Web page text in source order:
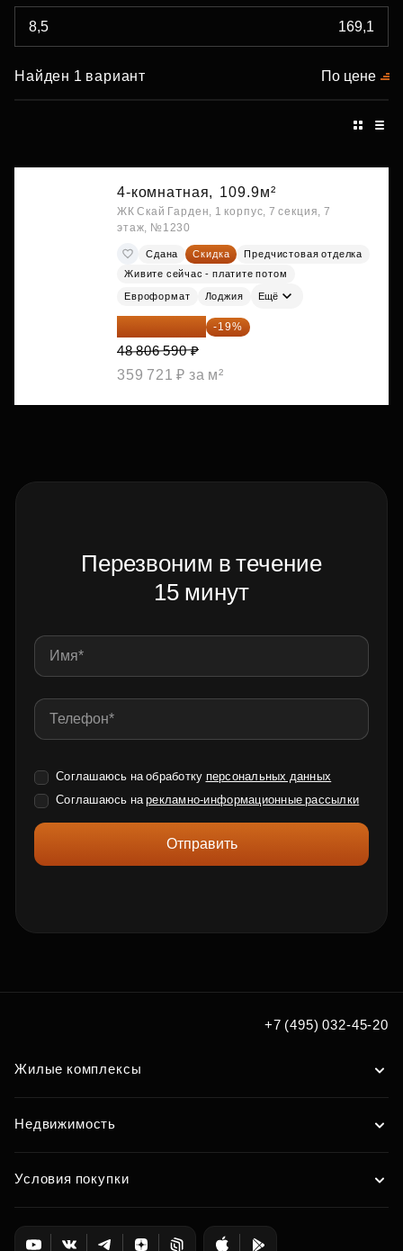
Найден 1 вариант По цене
4-комнатная, 109.9м²
ЖК Скай Гарден, 1 корпус, 7 секция, 7
этаж, №1230
Сдана Скидка
Предчистовая отделка
Живите сейчас - платите потом
Евроформат Лоджия Ещё
39 533 338 ₽ -19%
48 806 590 ₽
359 721 ₽ за м²
Перезвоним в течение
15 минут
Соглашаюсь на обработку персональных данных
Соглашаюсь нарекламно-информационные рассылки
Отправить
+7 (495) 032-45-20
Жилые комплексы
Недвижимость
Условия покупки